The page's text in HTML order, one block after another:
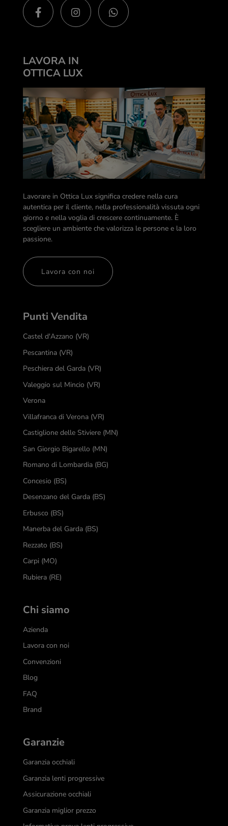
Punti Vendita
Castel d'Azzano (VR)
Pescantina (VR)
Peschiera del Garda (VR)
Valeggio sul Mincio (VR)
Verona
Villafranca di Verona (VR)
Castiglione delle Stiviere (MN)
San Giorgio Bigarello (MN)
Romano di Lombardia (BG)
Concesio (BS)
Desenzano del Garda (BS)
Erbusco (BS)
Manerba del Garda (BS)
Rezzato (BS)
Carpi (MO)
Rubiera (RE)
Chi siamo
Azienda
Lavora con noi
Convenzioni
Blog
FAQ
Brand
Garanzie
Garanzia occhiali
Garanzia lenti progressive
Assicurazione occhiali
Garanzia miglior prezzo
LAVORA IN
OTTICA LUX
Lavorare in Ottica Lux significa credere nella cura
autentica per il cliente, nella professionalità vissuta ogni
giorno e nella voglia di crescere continuamente. È
scegliere un ambiente che valorizza le persone e la loro
passione.
Lavora con noi